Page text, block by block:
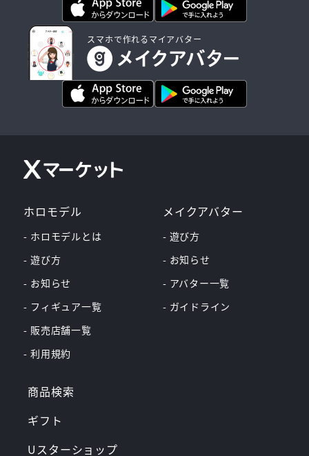
スマホで作れるマイアバター
ホロモデル
- ホロモデルとは
- 遊び方
- お知らせ
- フィギュア一覧
- 販売店舗一覧
- 利用規約
メイクアバター
- 遊び方
- お知らせ
- アバター一覧
- ガイドライン
商品検索
ギフト
Uスターショップ